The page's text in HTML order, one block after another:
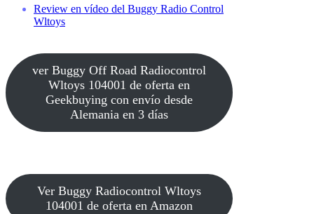
Review en vídeo del Buggy Radio Control
Wltoys
ver Buggy Off Road Radiocontrol
Wltoys 104001 de oferta en
Geekbuying con envío desde
Alemania en 3 días
Ver Buggy Radiocontrol Wltoys
104001 de oferta en Amazon